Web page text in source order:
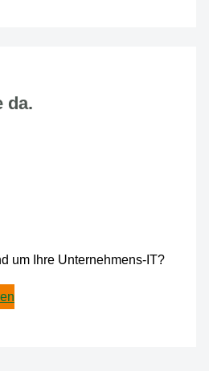
da.
um Ihre Unternehmens-IT?